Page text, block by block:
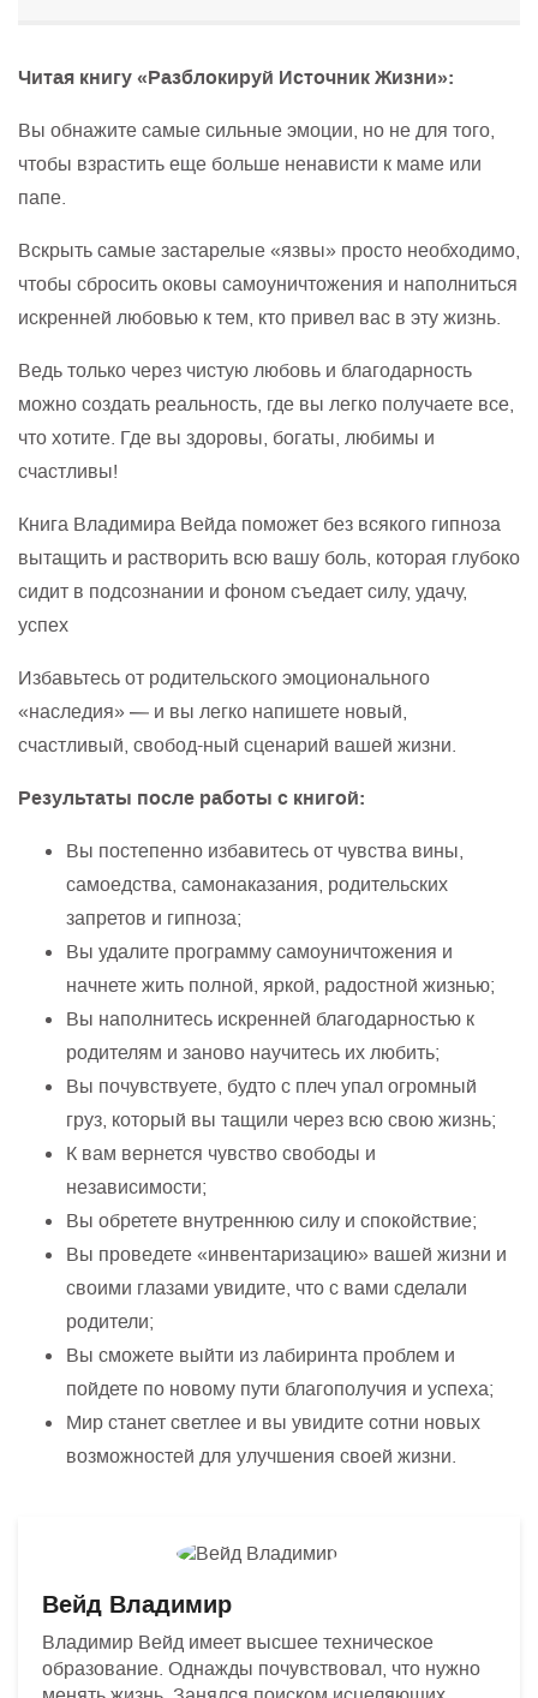
Читая книгу «Разблокируй Источник Жизни»:
Вы обнажите самые сильные эмоции, но не для того,
чтобы взрастить еще больше ненависти к маме или
папе.
Вскрыть самые застарелые «язвы» просто необходимо,
чтобы сбросить оковы самоуничтожения и наполниться
искренней любовью к тем, кто привел вас в эту жизнь.
Ведь только через чистую любовь и благодарность
можно создать реальность, где вы легко получаете все,
что хотите. Где вы здоровы, богаты, любимы и
счастливы!
Книга Владимира Вейда поможет без всякого гипноза
вытащить и растворить всю вашу боль, которая глубоко
сидит в подсознании и фоном съедает силу, удачу,
успех
Избавьтесь от родительского эмоционального
«наследия» — и вы легко напишете новый,
счастливый, свобод-ный сценарий вашей жизни.
Результаты после работы с книгой:
Вы постепенно избавитесь от чувства вины,
самоедства, самонаказания, родительских
запретов и гипноза;
Вы удалите программу самоуничтожения и
начнете жить полной, яркой, радостной жизнью;
Вы наполнитесь искренней благодарностью к
родителям и заново научитесь их любить;
Вы почувствуете, будто с плеч упал огромный
груз, который вы тащили через всю свою жизнь;
К вам вернется чувство свободы и
независимости;
Вы обретете внутреннюю силу и спокойствие;
Вы проведете «инвентаризацию» вашей жизни и
своими глазами увидите, что с вами сделали
родители;
Вы сможете выйти из лабиринта проблем и
пойдете по новому пути благополучия и успеха;
Мир станет светлее и вы увидите сотни новых
возможностей для улучшения своей жизни.
Вейд Владимир
Владимир Вейд имеет высшее техническое
образование. Однажды почувствовал, что нужно